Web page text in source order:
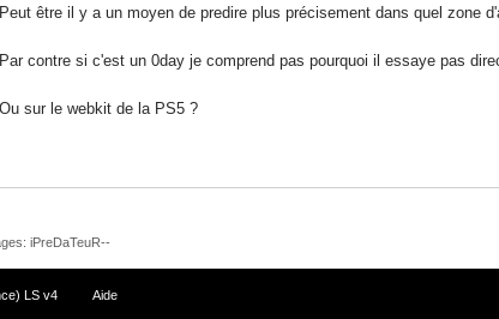
Peut être il y a un moyen de predire plus précisement dans quel zone
Par contre si c'est un 0day je comprend pas pourquoi il essaye pas
Ou sur le webkit de la PS5 ?
iPreDaTeuR--
LS v4 Aide